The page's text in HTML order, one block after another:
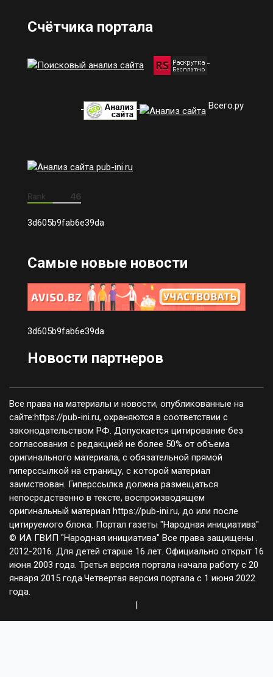
Счётчика портала
Всего.ру
3d605b9fab6e39da
Самые новые новости
3d605b9fab6e39da
Новости партнеров
Все права на материалы и новости, опубликованные на
сайте:https://pub-ini.ru, охраняются в соответствии с
законодательством РФ. Допускается цитирование без
согласования с редакцией не более 50% от объема
оригинального материала, с обязательной прямой
гиперссылкой на страницу, с которой материал
заимствован. Гиперссылка должна размещаться
непосредственно в тексте, воспроизводящем
оригинальный материал https://pub-ini.ru, до или после
цитируемого блока. Портал газеты "Народная инициатива"
© ИА ГВИП "Народная инициатива" Все права защищены .
2012-2016. Для детей старше 16 лет. Официально открыт 16
июня 2003 года. Третья версия портала начала работу с 20
января 2015 года.Четвертая версия портала с 1 июня 2022
года.